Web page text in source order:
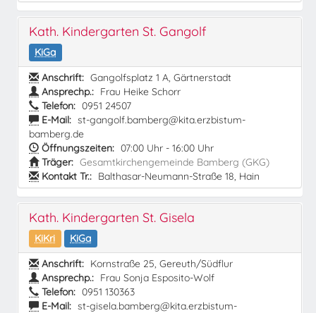
Kath. Kindergarten St. Gangolf
KiGa
Anschrift: Gangolfsplatz 1 A, Gärtnerstadt
Ansprechp.: Frau Heike Schorr
Telefon: 0951 24507
E-Mail: st-gangolf.bamberg@kita.erzbistum-
bamberg.de
Öffnungszeiten: 07:00 Uhr - 16:00 Uhr
Träger: Gesamtkirchengemeinde Bamberg (GKG)
Kontakt Tr.: Balthasar-Neumann-Straße 18, Hain
Kath. Kindergarten St. Gisela
KiKri
KiGa
Anschrift: Kornstraße 25, Gereuth/Südflur
Ansprechp.: Frau Sonja Esposito-Wolf
Telefon: 0951 130363
E-Mail: st-gisela.bamberg@kita.erzbistum-